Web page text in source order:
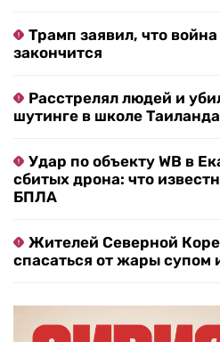
Трамп заявил, что
закончится
Расстрелял людей и
шутинге в школе Таиланда
Удар по объекту WB в
сбитых дрона: что
БПЛА
Жителей Северной
спасаться от жары супом